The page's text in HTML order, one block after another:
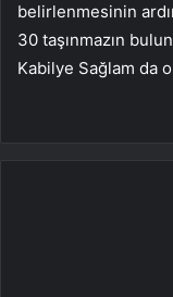
belirlenmesinin
30 taşınmazın
Kabilye Sağlam da